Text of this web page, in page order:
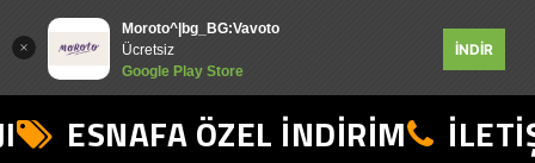
Moroto^|bg_BG:Vavoto
Ücretsiz
Google Play Store
İNDİR
ESNAFA ÖZEL İNDİRİM